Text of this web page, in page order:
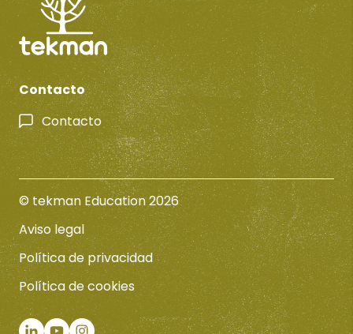
Contacto
Contacto
© tekman Education 2026
Aviso legal
Política de privacidad
Política de cookies